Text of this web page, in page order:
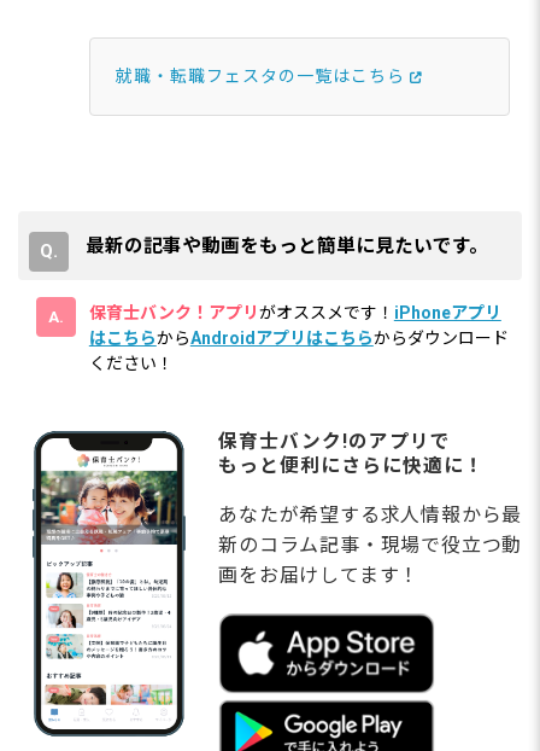
就職・転職フェスタの一覧はこちら
最新の記事や動画をもっと簡単に見たいです。
保育士バンク！アプリがオススメです！ iPhoneアプリ
はこちらからAndroidアプリはこちらからダウンロード
ください！
保育士バンク!のアプリで
もっと便利にさらに快適に！
あなたが希望する求人情報から最
新のコラム記事・現場で役立つ動
画をお届けしてます！